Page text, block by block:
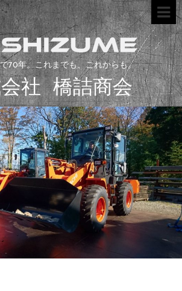
70年。これまでも、これからも。
社 橋詰商会